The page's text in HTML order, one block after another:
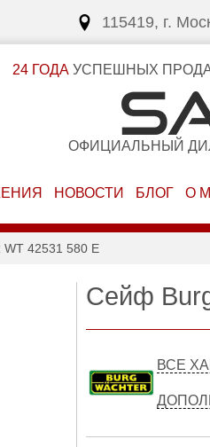
115419, г.
24 ГОДАУСПЕШНЫХ
ОФИЦИАЛЬНЫЙ
НОВОСТИ БЛОГ О
42531 580 E
Сейф
ВСЕ